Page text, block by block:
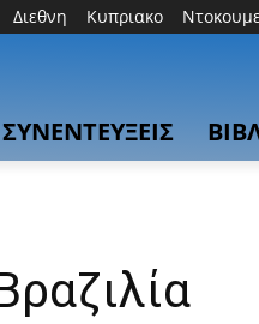
Διεθνη Κυπριακο
ΣΥΝΕΝΤΕΥΞΕΙΣ